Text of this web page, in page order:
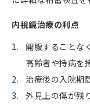
内視鏡治療の利点
開腹することな
高齢者や持病を
治療後の入院期
外見上の傷が残